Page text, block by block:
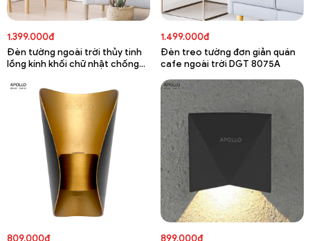
1.399.000đ
Đèn tường ngoài trời thủy tinh
lồng kính khối chữ nhật chống
1.499.000đ
Đèn treo tường đơn giản quán
cafe ngoài trời DGT 8075A
809.000đ
899.000đ